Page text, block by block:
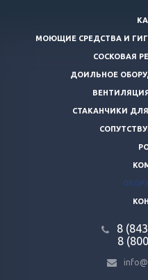
МОЮЩИЕ СРЕДСТВА И
СОСКОВАЯ
ДОИЛЬНОЕ
СТАКАНЧИКИ
8
8